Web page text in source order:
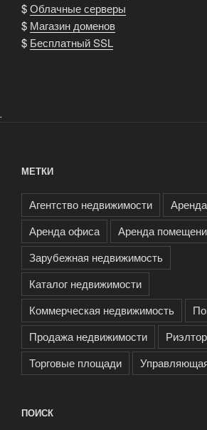
$Облачные серверы
$ Магазин доменов
$ Бесплатный SSL
.
МЕТКИ
Агентство недвижимости
Аренда офиса
Аренда
Зарубежная недвижимость
Каталог недвижимости
Коммерческая недвижимость
Продажа недвижимости
Торговые площади
ПОИСК